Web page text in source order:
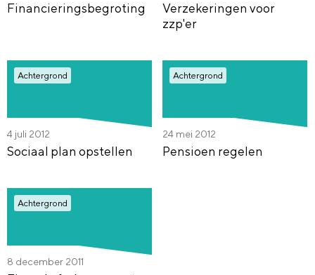
Financieringsbegroting
Verzekeringen voor
zzp'er
Achtergrond
4 juli 2012
Sociaal plan opstellen
Achtergrond
24 mei 2012
Pensioen regelen
Achtergrond
8 december 2011